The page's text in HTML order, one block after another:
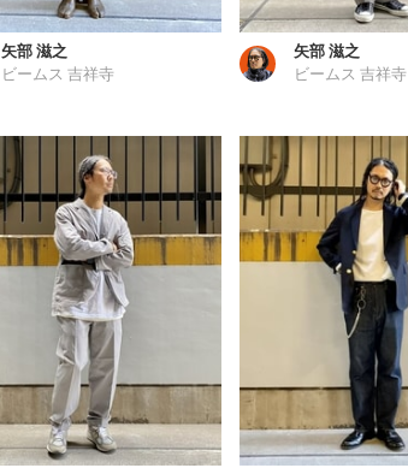
矢部 滋之
ビームス 吉祥寺
矢部 滋之
ビームス 吉祥寺